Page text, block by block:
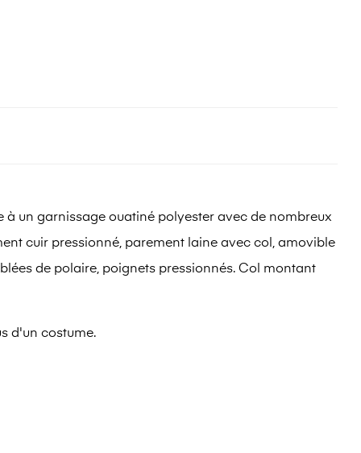
à un garnissage ouatiné polyester avec de nombreux
cuir pressionné, parement laine avec col, amovible
de polaire, poignets pressionnés. Col montant
d'un costume.